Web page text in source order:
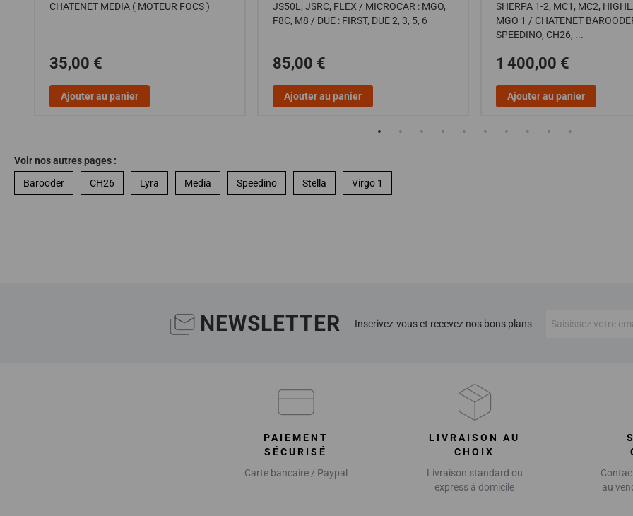
CHATENET MEDIA ( MOTEUR FOCS )
35,00 €
Ajouter au panier
JS50L, JSRC, FLEX / MICROCAR : MGO,
F8C, M8 / DUE : FIRST, DUE 2, 3, 5, 6
85,00 €
Ajouter au panier
SHERPA 1-2, MC1, MC2,
MGO 1 / CHATENET
SPEEDINO, CH26, ...
1 400,00 €
Ajouter au panier
Voir nos autres pages :
Barooder
CH26 Lyra Media Speedino Stella Virgo 1
NEWSLETTER Inscrivez-vous et recevez nos bons plans
PAIEMENT
SÉCURISÉ
Carte bancaire / Paypal
LIVRAISON AU
CHOIX
Livraison standard ou
express à domicile
au